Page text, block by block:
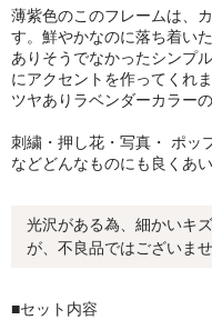
シンプルLPフレームセ
CD紙ジャケフレーム
アートポスター一覧
エンゾ・マーリ【Enzo
ダネーゼ【DANESE
薄紫色のこのフレームは、
す。鮮やかなのに落ち着い
ありそうでなかったシンプ
にアクセントを作ってくれま
ツヤありラベンダーカラー
刺繍・押し花・写真・ ポッ
などどんなものにも良くあい
光沢がある為、細かいキ
が、不良品ではございませ
■セット内容